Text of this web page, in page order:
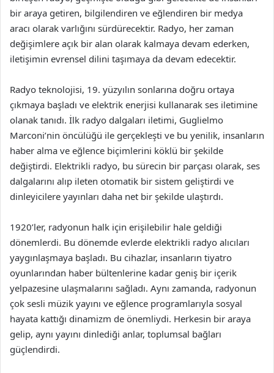
bir araya getiren, bilgilendiren ve eğlendiren bir medya
aracı olarak varlığını sürdürecektir. Radyo, her zaman
değişimlere açık bir alan olarak kalmaya devam ederken,
iletişimin evrensel dilini taşımaya da devam edecektir.
Radyo teknolojisi, 19. yüzyılın sonlarına doğru ortaya
çıkmaya başladı ve elektrik enerjisi kullanarak ses iletimine
olanak tanıdı. İlk radyo dalgaları iletimi, Guglielmo
Marconi’nin öncülüğü ile gerçekleşti ve bu yenilik, insanların
haber alma ve eğlence biçimlerini köklü bir şekilde
değiştirdi. Elektrikli radyo, bu sürecin bir parçası olarak, ses
dalgalarını alıp ileten otomatik bir sistem geliştirdi ve
dinleyicilere yayınları daha net bir şekilde ulaştırdı.
1920’ler, radyonun halk için erişilebilir hale geldiği
dönemlerdi. Bu dönemde evlerde elektrikli radyo alıcıları
yaygınlaşmaya başladı. Bu cihazlar, insanların tiyatro
oyunlarından haber bültenlerine kadar geniş bir içerik
yelpazesine ulaşmalarını sağladı. Aynı zamanda, radyonun
çok sesli müzik yayını ve eğlence programlarıyla sosyal
hayata kattığı dinamizm de önemliydi. Herkesin bir araya
gelip, aynı yayını dinlediği anlar, toplumsal bağları
güçlendirdi.